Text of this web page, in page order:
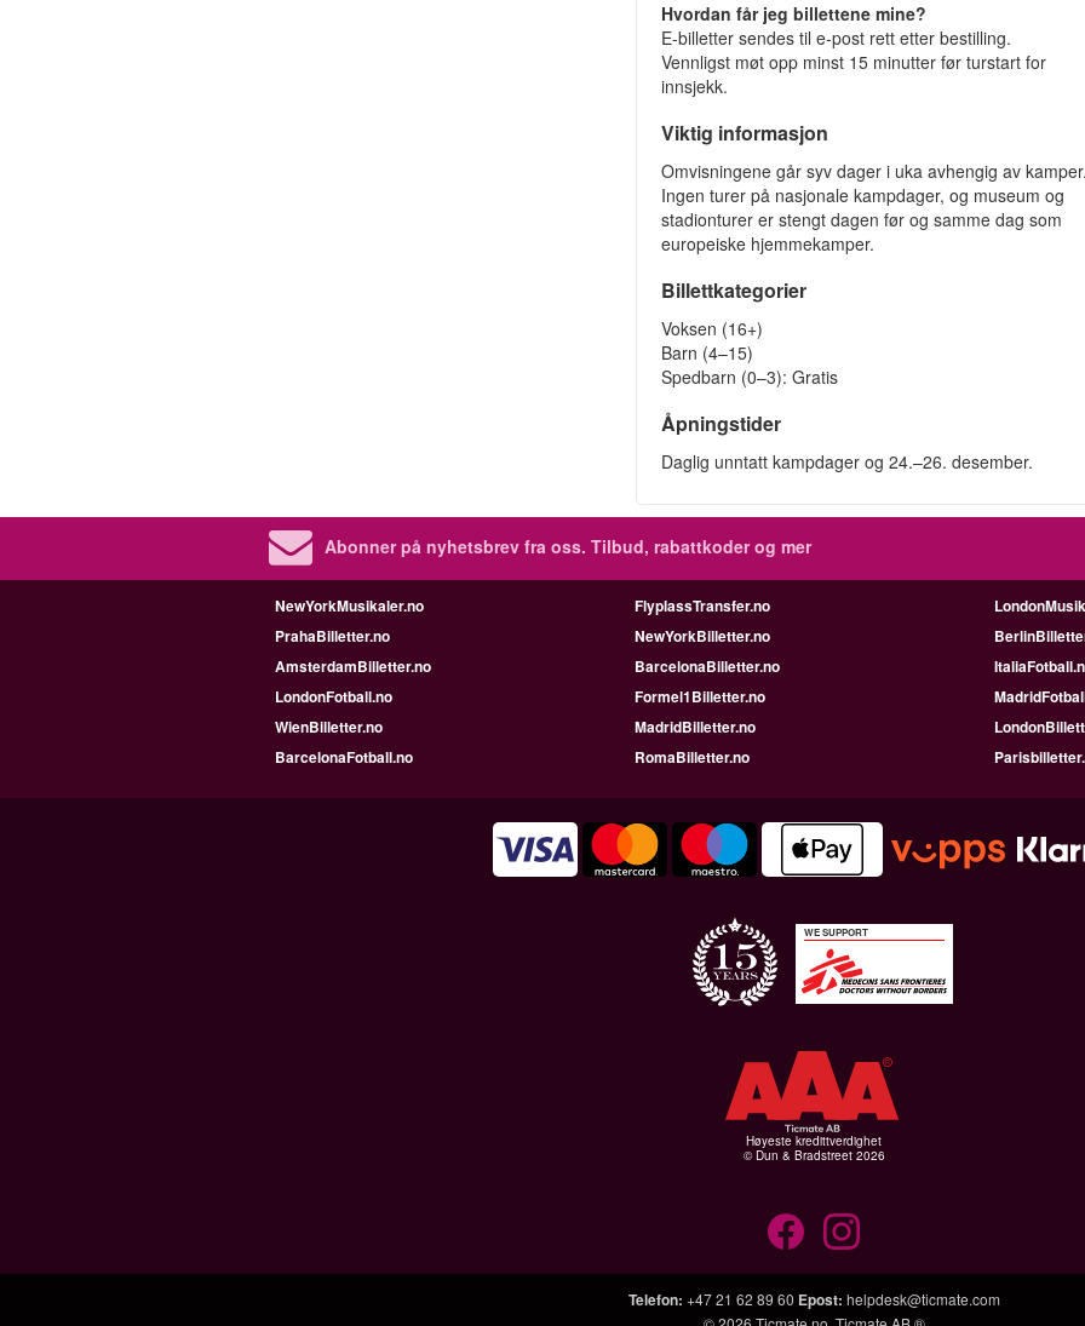
Hvordan får jeg billettene mine?
E‑billetter sendes til e‑post rett etter bestilling.
Vennligst møt opp minst 15 minutter før turstart for
innsjekk.
Viktig informasjon
Omvisningene går syv dager i uka avhengig av
Ingen turer på nasjonale kampdager, og museum og
stadion­turer er stengt dagen før og samme dag som
europeiske hjemmekamper.
Billettkategorier
Voksen (16+)
Barn (4–15)
Spedbarn (0–3): Gratis
Åpningstider
Daglig unntatt kampdager og 24.–26. desember.
Abonner på nyhetsbrev fra oss. Tilbud, rabattkoder og mer
NewYorkMusikaler.no FlyplassTransfer.no
PrahaBilletter.no
NewYorkBilletter.no
AmsterdamBilletter.no
BarcelonaBilletter.no
LondonFotball.no
Formel1Billetter.no
WienBilletter.no
MadridBilletter.no
BarcelonaFotball.no
RomaBilletter.no
WE SUPPORT
Høyeste kredittverdighet
© Dun & Bradstreet 2026
Telefon: +47 21 62 89 60 Epost: helpdesk@ticmate.com